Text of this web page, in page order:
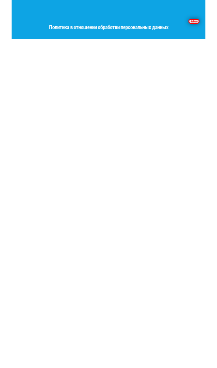
Политика в отношении обработки персональных данных